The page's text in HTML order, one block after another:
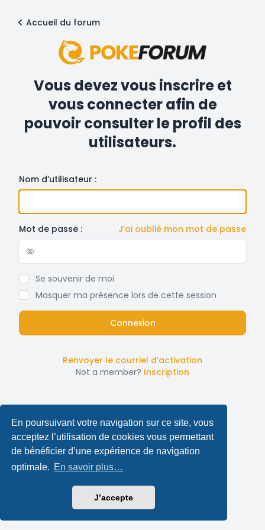
En poursuivant votre navigation sur ce site, vous
acceptez l’utilisation de cookies vous permettant
de bénéficier d’une expérience de navigation
optimale. En savoir plus…
J’accepte
Accueil du forum
Vous devez vous inscrire et
vous connecter afin de
pouvoir consulter le profil des
utilisateurs.
Nom d’utilisateur :
Mot de passe : J’ai oublié mon mot de passe
Show/hide password
Se souvenir de moi
Masquer ma présence lors de cette session
Renvoyer le courriel d’activation
Not a member? Inscription